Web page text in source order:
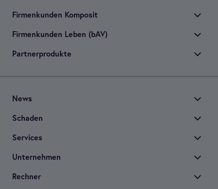
Fir­men­kun­den Kom­po­sit
Fir­men­kun­den Leben (bAV)
Part­ner­pro­dukte
News
Scha­den
Ser­vices
Unter­neh­men
Rech­ner